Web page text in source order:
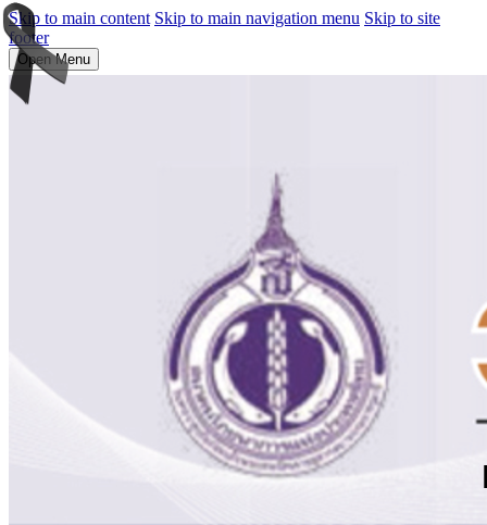
Skip to main content Skip to main navigation menu Skip to site
footer
Open Menu